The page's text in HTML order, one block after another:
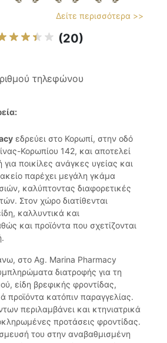
Δείτε περισσότερα >>
(20)
τηλεφώνου
εδρεύει στο Κορωπί, στην οδό
Κορωπίου 142, και αποτελεί
για ποικίλες ανάγκες υγείας και
παρέχει μεγάλη γκάμα
καλύπτοντας διαφορετικές
Στον χώρο διατίθενται
καλλυντικά και
και προϊόντα που σχετίζονται
στο Ag. Marina Pharmacy
διατροφής για τη
είδη βρεφικής φροντίδας,
προϊόντα κατόπιν παραγγελίας.
περιλαμβάνει και κτηνιατρικά
προτάσεις φροντίδας.
του στην αναβαθμισμένη